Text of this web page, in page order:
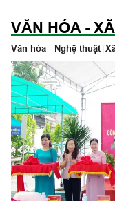
VĂN HÓA -
Văn hóa - Nghệ thuật|